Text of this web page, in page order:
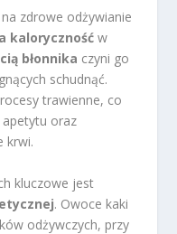
zdrowe odżywianie
kaloryczność w
błonnika czyni go
schudnąć.
trawienne, co
oraz
krwi.
kluczowe jest
. Owoce kaki
odżywczych, przy